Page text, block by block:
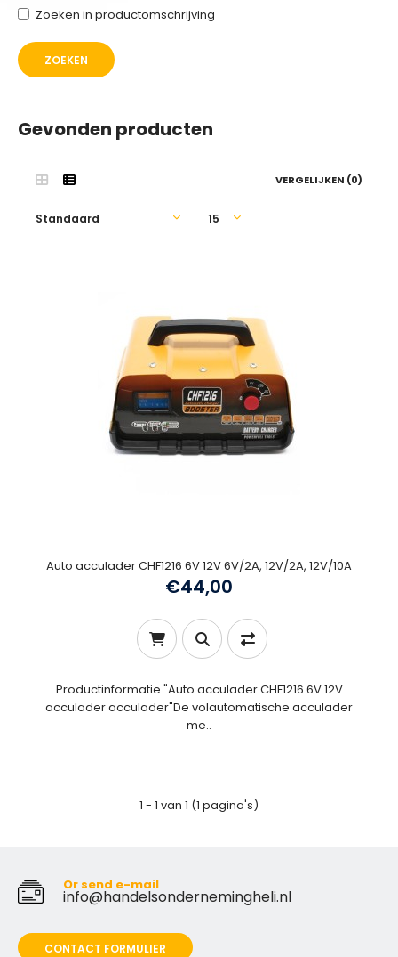
Zoeken in productomschrijving
Gevonden producten
VERGELIJKEN (0)
Auto acculader CHF1216 6V 12V 6V/2A, 12V/2A, 12V/10A
€44,00
Productinformatie "Auto acculader CHF1216 6V 12V
acculader acculader"De volautomatische acculader
me..
1 - 1 van 1 (1 pagina's)
Or send e-mail
info@handelsondernemingheli.nl
CONTACT FORMULIER